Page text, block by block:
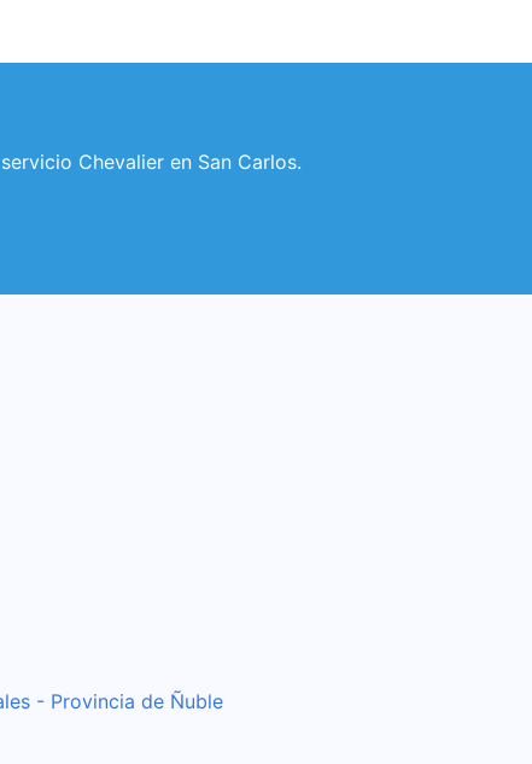
Chevalier en San Carlos.
- Provincia de Ñuble